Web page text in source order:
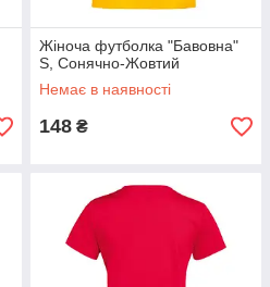
Жіноча футболка "Бавовна"
S, Сонячно-Жовтий
Немає в наявності
148 ₴